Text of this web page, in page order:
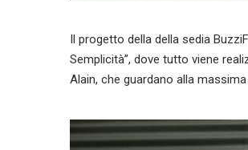
Il progetto della della sedia
Semplicità”, dove tutto viene
Alain, che guardano alla